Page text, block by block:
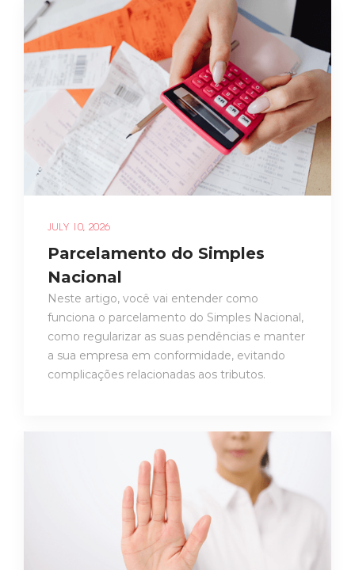
JULY 10, 2026
Parcelamento do Simples
Nacional
Neste artigo, você vai entender como
funciona o parcelamento do Simples Nacional,
como regularizar as suas pendências e manter
a sua empresa em conformidade, evitando
complicações relacionadas aos tributos.